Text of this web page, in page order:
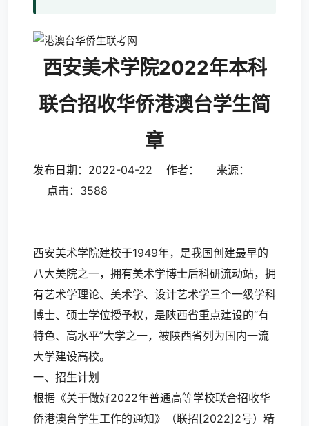
西安美术学院2022年本科
联合招收华侨港澳台学生简
章
发布日期：2022-04-22 作者： 来源：
点击： 3588
西安美术学院建校于1949年，是我国创建最早的
八大美院之一，拥有美术学博士后科研流动站，拥
有艺术学理论、美术学、设计艺术学三个一级学科
博士、硕士学位授予权，是陕西省重点建设的“有
特色、高水平”大学之一，被陕西省列为国内一流
大学建设高校。
一、招生计划
根据《关于做好2022年普通高等学校联合招收华
侨港澳台学生工作的通知》（联招[2022]2号）精